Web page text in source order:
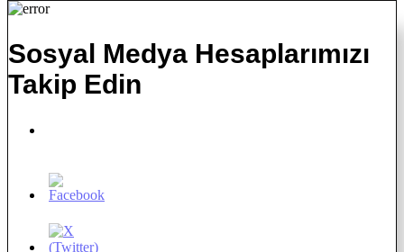
Sosyal Medya Hesaplarımızı
Takip Edin